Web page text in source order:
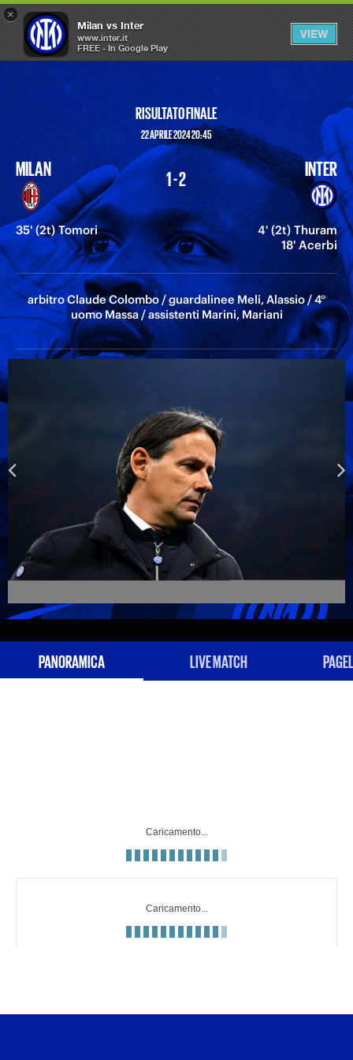
×
Milan vs Inter
www.inter.it
FREE - In Google Play
VIEW
OPEN
MENU
RISULTATO FINALE
22 APRILE 2024 20:45
MILAN
35' (2t) Tomori
1 - 2 INTER
4' (2t) Thuram
18' Acerbi
arbitro Claude Colombo / guardalinee Meli, Alassio / 4°
uomo Massa / assistenti Marini, Mariani
PANORAMICA LIVE MATCH
Caricamento...
Caricamento...
Cronaca
CAMPIONI
D'ITALIAAAAAAAAAAAAAAAAAAAAA!